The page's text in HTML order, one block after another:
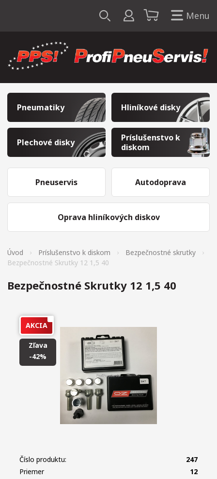
Menu
Pneumatiky Hliníkové disky
Plechové disky
Príslušenstvo k
diskom
Pneuservis
Oprava hliníkových diskov
Autodoprava
Úvod Príslušenstvo k diskom
Bezpečnostné skrutky
Bezpečnostné Skrutky 12 1,5 40
Bezpečnostné Skrutky 12 1,5 40
AKCIA
Zľava
-42%
Číslo produktu:
247
Priemer
12